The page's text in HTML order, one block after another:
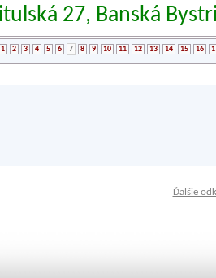
27, Banská
1 2 3 4 5 6 7 8 9 10 11 12 13 14 15 16
Ďalšie